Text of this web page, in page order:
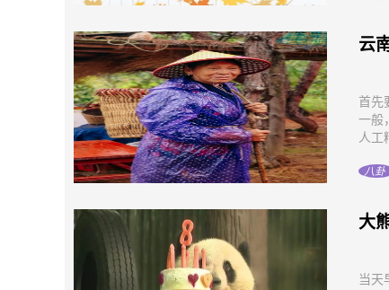
云
首先
一般
人工
八卦
大
当天